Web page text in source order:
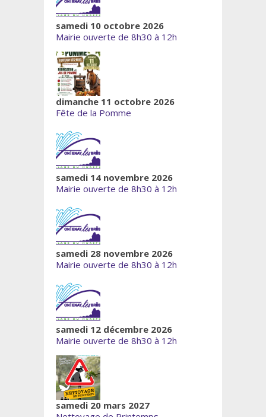
samedi 10 octobre 2026
Mairie ouverte de 8h30 à 12h
dimanche 11 octobre 2026
Fête de la Pomme
samedi 14 novembre 2026
Mairie ouverte de 8h30 à 12h
samedi 28 novembre 2026
Mairie ouverte de 8h30 à 12h
samedi 12 décembre 2026
Mairie ouverte de 8h30 à 12h
samedi 20 mars 2027